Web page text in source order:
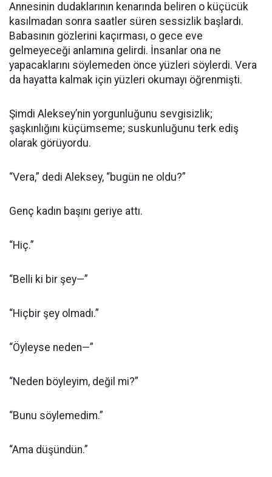
Annesinin dudaklarının kenarında beliren o küçücük
kasılmadan sonra saatler süren sessizlik başlardı.
Babasının gözlerini kaçırması, o gece eve
gelmeyeceği anlamına gelirdi. İnsanlar ona ne
yapacaklarını söylemeden önce yüzleri söylerdi. Vera
da hayatta kalmak için yüzleri okumayı öğrenmişti.
Şimdi Aleksey’nin yorgunluğunu sevgisizlik;
şaşkınlığını küçümseme; suskunluğunu terk ediş
olarak görüyordu.
“Vera,” dedi Aleksey, “bugün ne oldu?”
Genç kadın başını geriye attı.
“Hiç.”
“Belli ki bir şey—”
“Hiçbir şey olmadı.”
“Öyleyse neden—”
“Neden böyleyim, değil mi?”
“Bunu söylemedim.”
“Ama düşündün.”